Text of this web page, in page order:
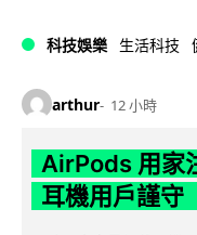
科技娛樂 生活科技
arthur 12 小時
AirPods 用家
耳機用戶謹